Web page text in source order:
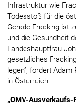
Infrastruktur wie
Todesstoß für die
Gerade Fracking ist
und die Gesundheit
Landeshauptfrau
gesetzliches
legen”, fordert
in Österreich.
„OMV-